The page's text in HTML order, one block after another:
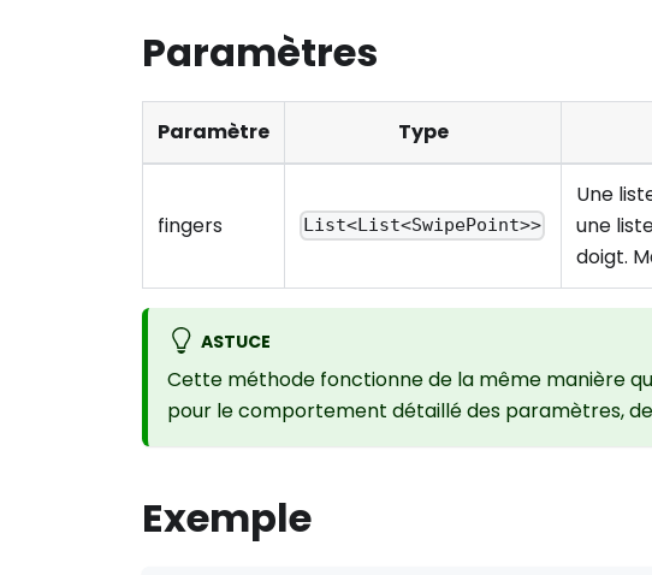
Paramètres
Paramètre Type
fingers List<List<SwipePoint>>
Une
une
doigt.
ASTUCE
Cette méthode fonctionne de la même manière
pour le comportement détaillé des paramètres,
Exemple